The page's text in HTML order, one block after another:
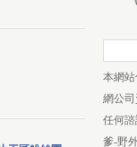
本網
網公
任何
爹-野